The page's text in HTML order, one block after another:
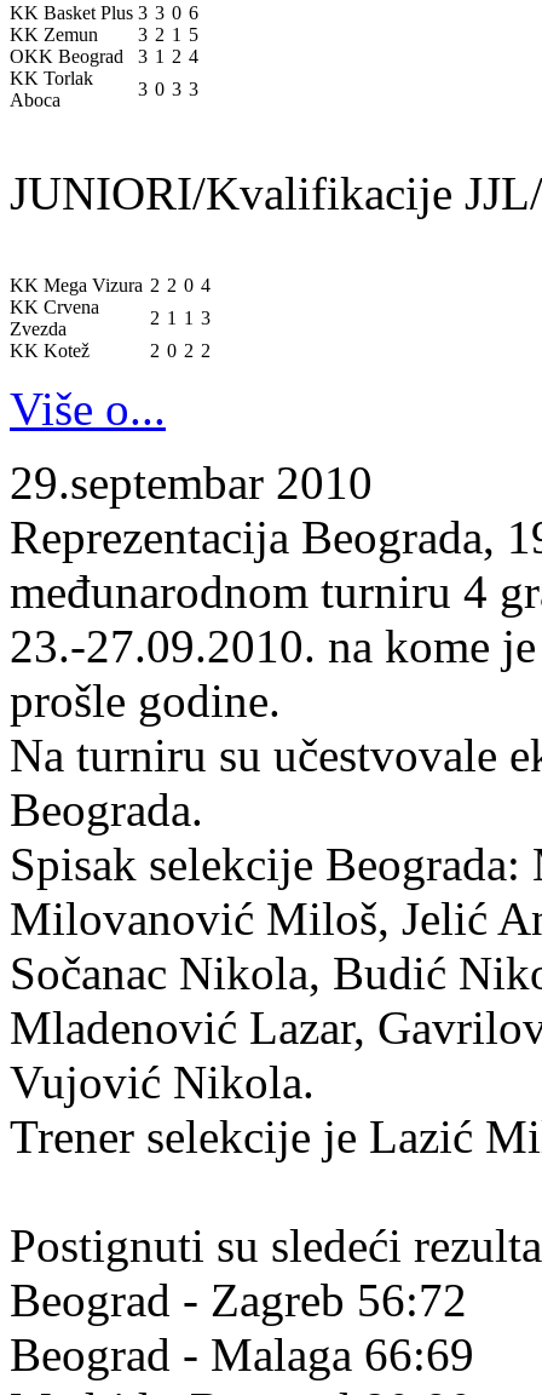
KK Basket Plus 3 3 0 6
KK Zemun
3 2 1 5
OKK Beograd
3 1 2 4
KK Torlak
Aboca
3 0 3 3
JUNIORI/Kvalifikacije
KK Mega Vizura 2 2 0 4
KK Crvena
Zvezda
2 1 1 3
KK Kotež
2 0 2 2
Više o...
29.septembar 2010
Reprezentacija Beograda,
međunarodnom turniru 4
23.-27.09.2010. na kome
prošle godine.
Na turniru su učestvovale
Beograda.
Spisak selekcije
Milovanović Miloš, Jelić
Sočanac Nikola, Budić
Mladenović Lazar,
Vujović Nikola.
Trener selekcije je Lazić
Postignuti su sledeći
Beograd - Zagreb 56:72
Beograd - Malaga 66:69